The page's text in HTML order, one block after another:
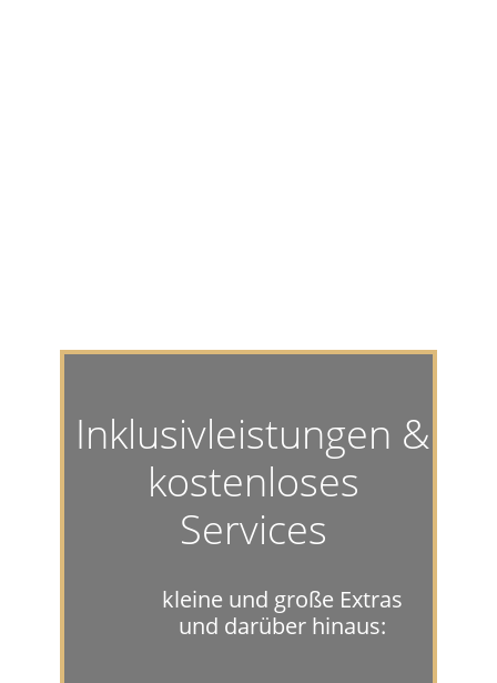
Inklusivleistungen &
kostenloses
Services
kleine und große Extras
und darüber hinaus: